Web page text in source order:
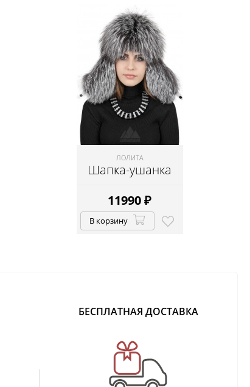
ЛОЛИТА
Шапка-ушанка
11990₽
В корзину
БЕСПЛАТНАЯ ДОСТАВКА